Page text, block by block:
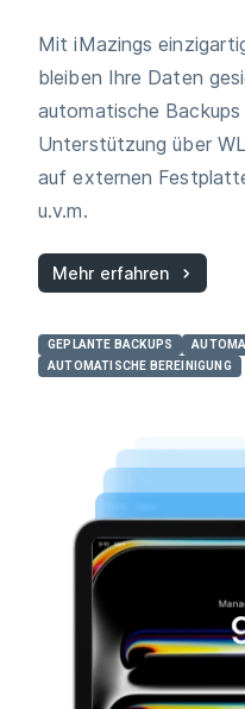
Mit iMazings
bleiben Ihre Daten
automatische
Unterstützung über
auf externen
u.v.m.
Mehr erfahren
GEPLANTE BACKUPS
AUTOMATISCHE BEREINIGUNG